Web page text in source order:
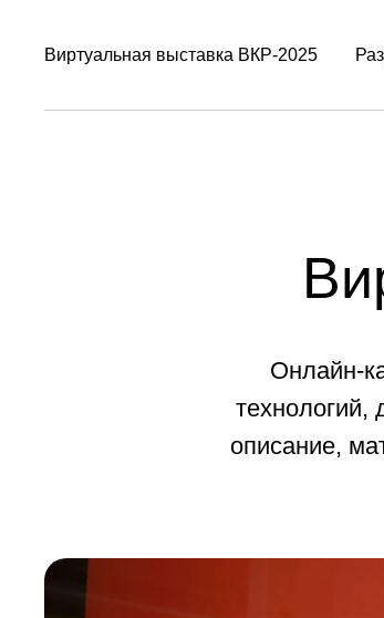
Виртуальная выставка ВКР-2025
Онлайн-
технологий,
описание,